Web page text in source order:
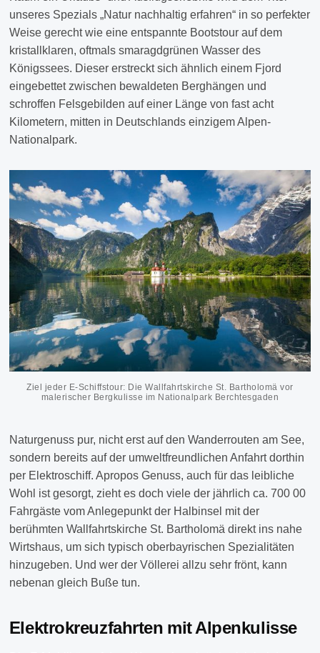
unseres Spezials „Natur nachhaltig erfahren“ in so perfekter
Weise gerecht wie eine entspannte Bootstour auf dem
kristallklaren, oftmals smaragdgrünen Wasser des
Königssees. Dieser erstreckt sich ähnlich einem Fjord
eingebettet zwischen bewaldeten Berghängen und
schroffen Felsgebilden auf einer Länge von fast acht
Kilometern, mitten in Deutschlands einzigem Alpen-
Nationalpark.
Ziel jeder E-Schiffstour: Die Wallfahrtskirche St. Bartholomä vor
malerischer Bergkulisse im Nationalpark Berchtesgaden
Naturgenuss pur, nicht erst auf den Wanderrouten am See,
sondern bereits auf der umweltfreundlichen Anfahrt dorthin
per Elektroschiff. Apropos Genuss, auch für das leibliche
Wohl ist gesorgt, zieht es doch viele der jährlich ca. 700 00
Fahrgäste vom Anlegepunkt der Halbinsel mit der
berühmten Wallfahrtskirche St. Bartholomä direkt ins nahe
Wirtshaus, um sich typisch oberbayrischen Spezialitäten
hinzugeben. Und wer der Völlerei allzu sehr frönt, kann
nebenan gleich Buße tun.
Elektrokreuzfahrten mit Alpenkulisse